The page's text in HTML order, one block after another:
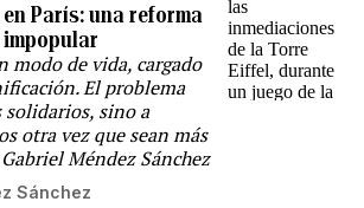
París: una reforma
impopular
modo de vida, cargado
El problema
solidarios, sino a
otra vez que sean más
Méndez Sánchez
Sánchez